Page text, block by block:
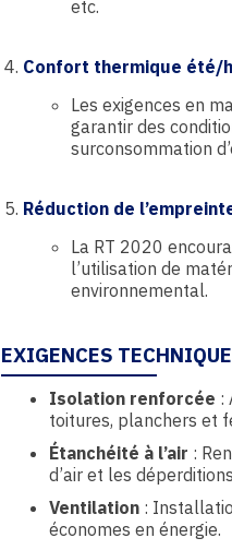
etc.
Confort thermique été/
Les exigences en
garantir des
surconsommation
Réduction de
La RT 2020
l’utilisation de
environnemental.
EXIGENCES
Isolation renforcée :
toitures, planchers et
Étanchéité à l’air :
d’air et les
Ventilation :
économes en énergie.